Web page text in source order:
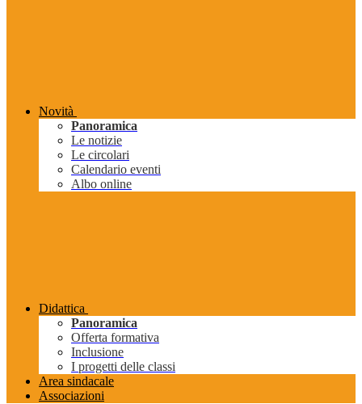
Novità
Panoramica
Le notizie
Le circolari
Calendario eventi
Albo online
Didattica
Panoramica
Offerta formativa
Inclusione
I progetti delle classi
Area sindacale
Associazioni